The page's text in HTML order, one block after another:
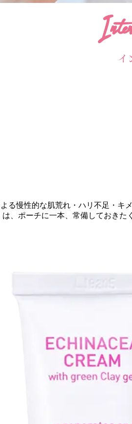
イ
る慢性的な肌荒れ・ハリ不足・キ
は、ポーチに一本、常備しておきた